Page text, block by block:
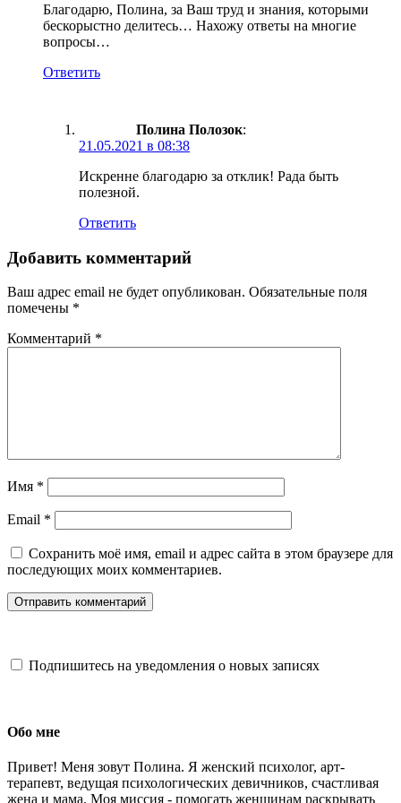
Благодарю, Полина, за Ваш труд и знания, которыми
бескорыстно делитесь… Нахожу ответы на многие
вопросы…
Ответить
Полина Полозок:
21.05.2021 в 08:38
Искренне благодарю за отклик! Рада быть
полезной.
Ответить
Добавить комментарий
Ваш адрес email не будет опубликован. Обязательные поля
помечены *
Комментарий *
Имя *
Email *
Сохранить моё имя, email и адрес сайта в этом браузере для
последующих моих комментариев.
Подпишитесь на уведомления о новых записях
Обо мне
Привет! Меня зовут Полина. Я женский психолог, арт-
терапевт, ведущая психологических девичников, счастливая
жена и мама. Моя миссия - помогать женщинам раскрывать